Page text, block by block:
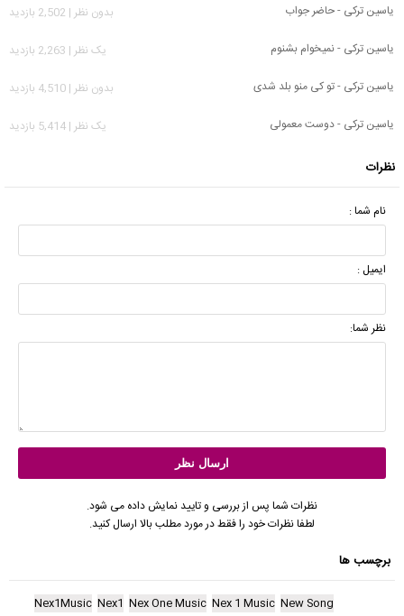
یاسین ترکی - حاضر جواب
بدون نظر | 2,502 بازدید
یاسین ترکی - نمیخوام بشنوم
يک نظر | 2,263 بازدید
یاسین ترکی - تو کی منو بلد شدی
بدون نظر | 4,510 بازدید
یاسین ترکی - دوست معمولی
يک نظر | 5,414 بازدید
نظرات
نام شما :
ایمیل :
نظر شما:
نظرات شما پس از بررسی و تایید نمایش داده می شود.
لطفا نظرات خود را فقط در مورد مطلب بالا ارسال کنید.
برچسب ها
New Song
Nex 1 Music
Nex One Music
Nex1
Nex1Music